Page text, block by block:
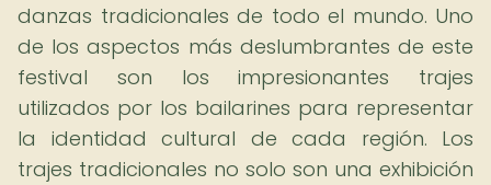
danzas tradicionales de todo el mundo. Uno
de los aspectos más deslumbrantes de este
festival son los impresionantes trajes
utilizados por los bailarines para representar
la identidad cultural de cada región. Los
trajes tradicionales no solo son una exhibición